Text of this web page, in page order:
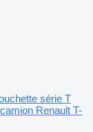
série T
Renault T-